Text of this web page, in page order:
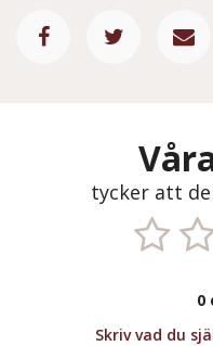
tycker att
0
Skriv vad du